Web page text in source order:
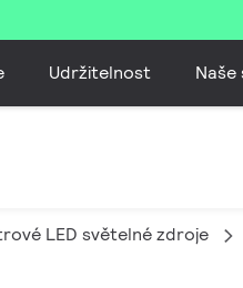
Udržitelnost
LED světelné zdroje